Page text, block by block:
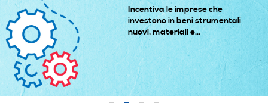
Incentiva le imprese che
investono in beni strumentali
nuovi, materiali e...